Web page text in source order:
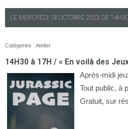
LE MERCREDI 18 OCTOBRE 2023 DE 14H30
Catégories : Atelier
14H30 à 17H / « En voilà des
Après-midi
Tout public, à
Gratuit, sur